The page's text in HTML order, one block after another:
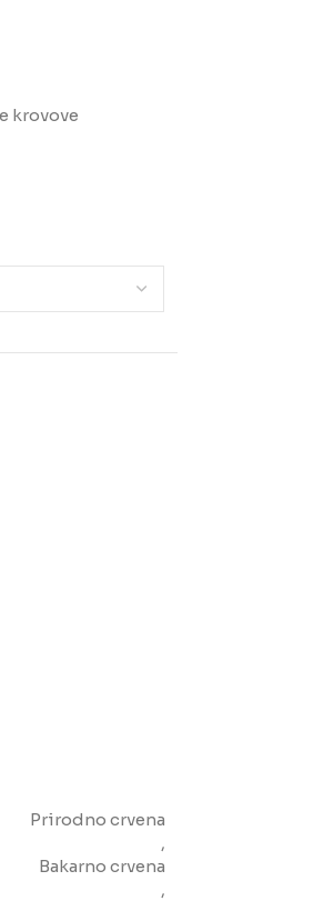
krovove
Prirodno crvena
,
Bakarno crvena
,